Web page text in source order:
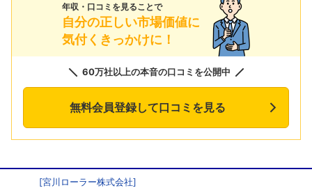
年収・口コミを見ることで
自分の正しい市場価値に
気付くきっかけに！
60万社以上の本音の口コミを公開中
無料会員登録して口コミを見る
[宮川ローラー株式会社]